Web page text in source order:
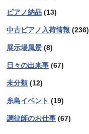
ピアノ納品 (13)
中古ピアノ入荷情報 (236)
展示場風景 (8)
日々の出来事 (67)
未分類 (12)
糸島イベント (19)
調律師のお仕事 (67)